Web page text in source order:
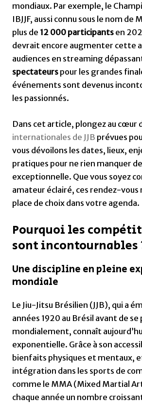
mondiaux. Par exemple, le
IBJJF, aussi connu sous le nom de
plus de 12 000 participants en
devrait encore augmenter cette
audiences en streaming
spectateurs pour les grandes
événements sont devenus
les passionnés.
Dans cet article, plongez au cœur
internationales de JJB prévues
vous dévoilons les dates, lieux,
pratiques pour ne rien manquer
exceptionnelle. Que vous soyez
amateur éclairé, ces rendez-
place de choix dans votre agenda.
Pourquoi les
sont incontournables
Une discipline en pleine
mondiale
Le Jiu-Jitsu Brésilien (JJB), qui a
années 1920 au Brésil avant de se
mondialement, connaît
exponentielle. Grâce à son
bienfaits physiques et mentaux,
intégration dans les sports de
comme le MMA (Mixed Martial
chaque année un nombre